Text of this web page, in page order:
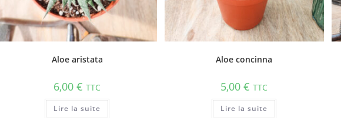
Aloe aristata
6,00€ TTC
Lire la suite
Aloe concinna
5,00€ TTC
Lire la suite